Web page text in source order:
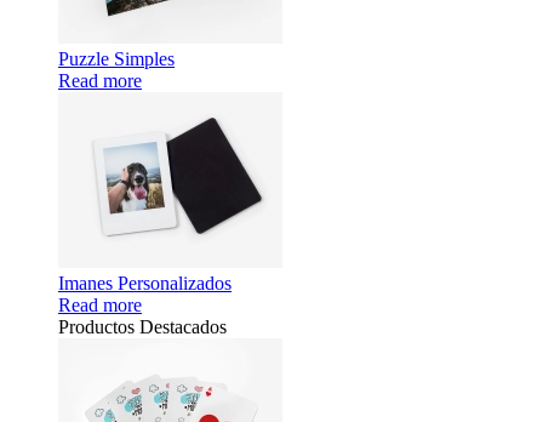
Puzzle Simples
Read more
Imanes Personalizados
Read more
Productos Destacados